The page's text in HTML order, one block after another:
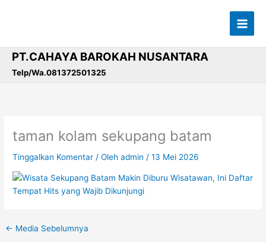
PT.CAHAYA BAROKAH NUSANTARA
Telp/Wa.081372501325
taman kolam sekupang batam
Tinggalkan Komentar / Olehadmin /13 Mei 2026
← Media Sebelumnya